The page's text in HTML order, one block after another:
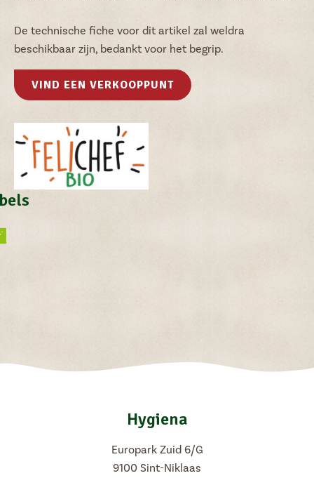
De technische fiche voor dit artikel zal weldra
beschikbaar zijn, bedankt voor het begrip.
VIND EEN VERKOOPPUNT
Hygiena
Europark Zuid 6/G
9100 Sint-Niklaas